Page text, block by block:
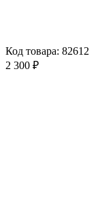
Код товара: 82612
2 300 ₽